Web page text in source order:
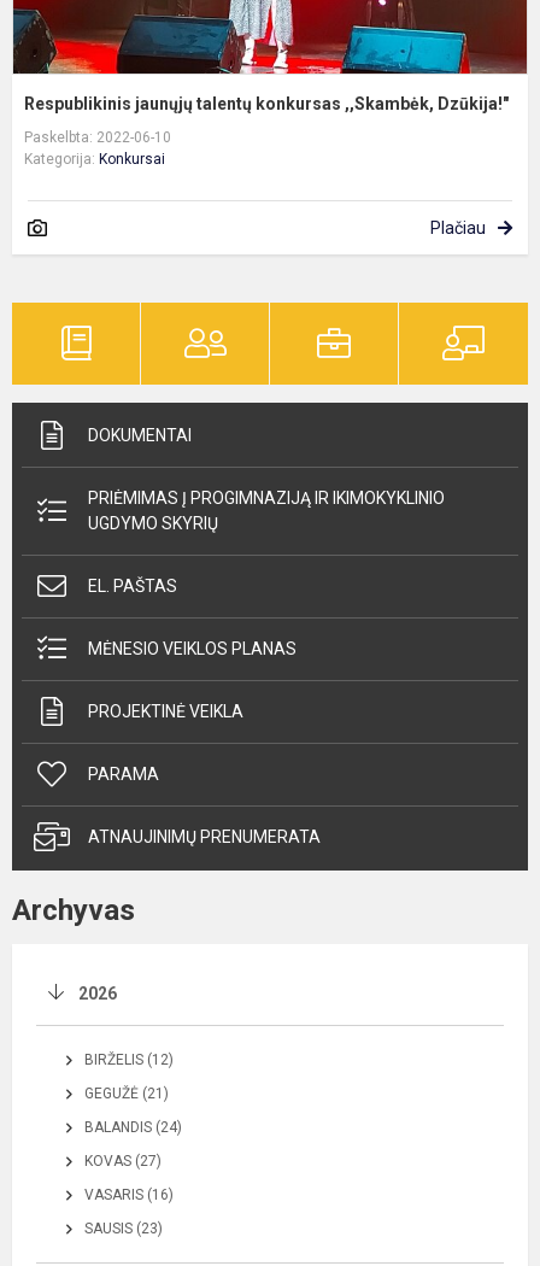
Respublikinis jaunųjų talentų konkursas ,,Skambėk, Dzūkija!"
Paskelbta: 2022-06-10
Kategorija: Konkursai
Plačiau
DOKUMENTAI
PRIĖMIMAS Į PROGIMNAZIJĄ IR IKIMOKYKLINIO
UGDYMO SKYRIŲ
EL. PAŠTAS
MĖNESIO VEIKLOS PLANAS
PROJEKTINĖ VEIKLA
PARAMA
ATNAUJINIMŲ PRENUMERATA
Archyvas
2026
BIRŽELIS (12)
GEGUŽĖ (21)
BALANDIS (24)
KOVAS (27)
VASARIS (16)
SAUSIS (23)